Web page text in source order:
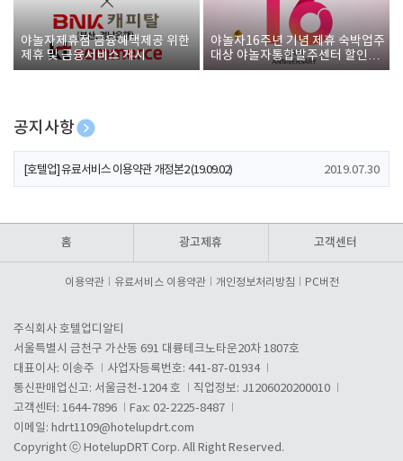
야놀자제휴점 금융혜택제공 위한
제휴 및 금융서비스 게시
야놀자16주년 기념 제휴 숙박업주
대상 야놀자통합발주센터 할인쿠
폰 증정
공지사항
[호텔업] 개인정보 처리방침 개정본1 (19.09.02)
[호텔업] 유료서비스 이용약관 개정본2 (19.09.02) 2019.07.30
홈 광고제휴 고객센터
이용약관 유료서비스 이용약관 개인정보처리방침 PC버전
주식회사 호텔업디알티
서울특별시 금천구 가산동 691 대륭테크노타운20차 1807호
대표이사: 이송주
사업자등록번호: 441-87-01934
통신판매업신고: 서울금천-1204 호
직업정보: J1206020200010
고객센터: 1644-7896
Fax: 02-2225-8487
이메일: hdrt1109@hotelupdrt.com
Copyright ⓒ HotelupDRT Corp. All Right Reserved.